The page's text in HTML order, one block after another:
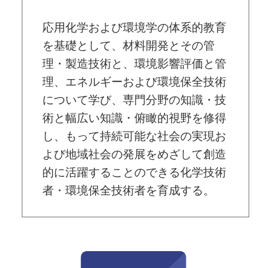
応用化学および環境学の体系的教育
を基礎として、材料開発とその管
理・製造技術と、環境影響評価と管
理、エネルギーおよび環境保全技術
について学び、専門分野の知識・技
術と幅広い知識・俯瞰的視野を修得
し、もって持続可能な社会の実現お
よび地域社会の発展をめざして創造
的に活躍することのできる化学技術
者・環境保全技術者を育成する。